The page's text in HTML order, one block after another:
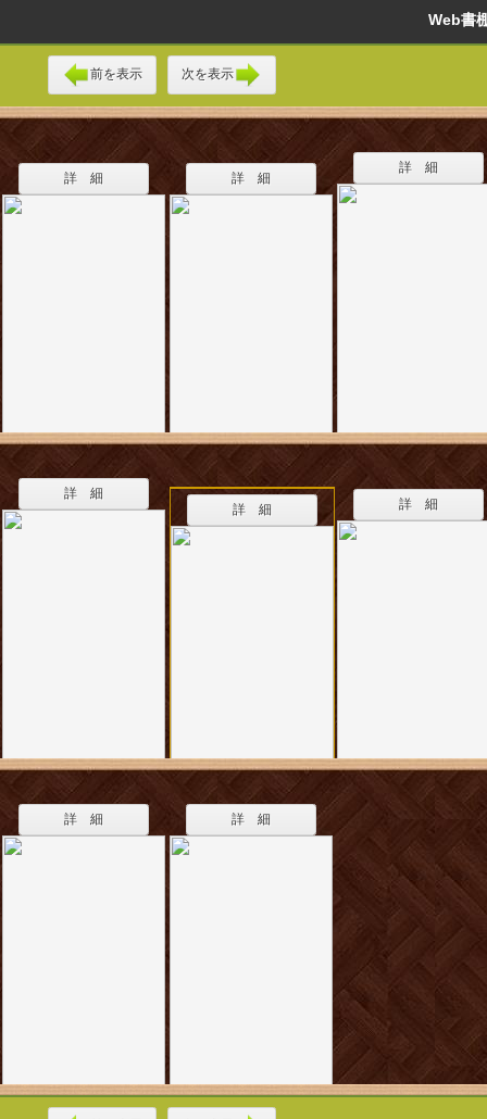
Web
前を表示 次を表示
詳 細 詳 細
詳 細
詳 細
詳 細
詳 細
詳 細 詳 細